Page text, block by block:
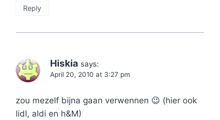
Reply
Hiskia says:
April 20, 2010 at 3:27 pm
zou mezelf bijna gaan verwennen 😉 (hier ook
lidl, aldi en h&M)